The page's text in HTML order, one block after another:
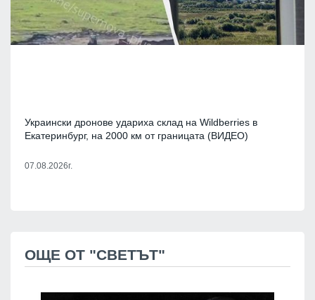
Украински дронове удариха склад на Wildberries в
Екатеринбург, на 2000 км от границата (ВИДЕО)
07.08.2026г.
ОЩЕ ОТ "СВЕТЪТ"